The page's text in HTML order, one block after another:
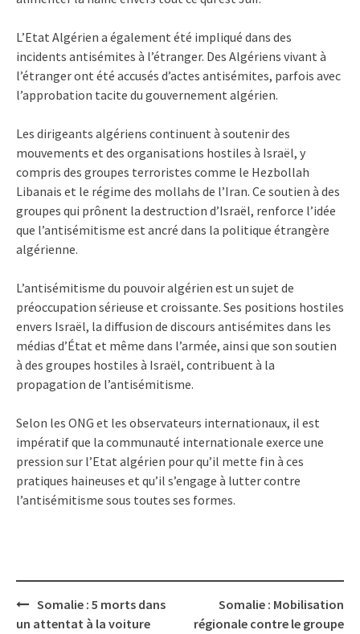
L’Etat Algérien a également été impliqué dans des
incidents antisémites à l’étranger. Des Algériens vivant à
l’étranger ont été accusés d’actes antisémites, parfois avec
l’approbation tacite du gouvernement algérien.
Les dirigeants algériens continuent à soutenir des
mouvements et des organisations hostiles à Israël, y
compris des groupes terroristes comme le Hezbollah
Libanais et le régime des mollahs de l’Iran. Ce soutien à des
groupes qui prônent la destruction d’Israël, renforce l’idée
que l’antisémitisme est ancré dans la politique étrangère
algérienne.
L’antisémitisme du pouvoir algérien est un sujet de
préoccupation sérieuse et croissante. Ses positions hostiles
envers Israël, la diffusion de discours antisémites dans les
médias d’État et même dans l’armée, ainsi que son soutien
à des groupes hostiles à Israël, contribuent à la
propagation de l’antisémitisme.
Selon les ONG et les observateurs internationaux, il est
impératif que la communauté internationale exerce une
pression sur l’Etat algérien pour qu’il mette fin à ces
pratiques haineuses et qu’il s’engage à lutter contre
l’antisémitisme sous toutes ses formes.
Post
navigation
Somalie : 5 morts dans
un attentat à la voiture
Somalie : Mobilisation
régionale contre le groupe